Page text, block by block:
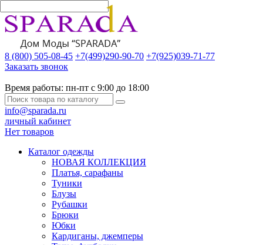
8 (800) 505-08-45 +7(499)290-90-70 +7(925)039-71-77
Заказать звонок
Время работы: пн-пт с 9:00 до 18:00
info@sparada.ru
личный кабинет
Нет товаров
Каталог одежды
НОВАЯ КОЛЛЕКЦИЯ
Платья, сарафаны
Туники
Блузы
Рубашки
Брюки
Юбки
Кардиганы, джемперы